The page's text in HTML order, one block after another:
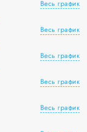
Весь график
Весь график
Весь график
Весь график
Весь график